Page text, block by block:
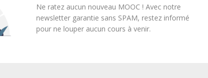
Ne ratez aucun nouveau MOOC ! Avec notre
newsletter garantie sans SPAM, restez informé
pour ne louper aucun cours à venir.